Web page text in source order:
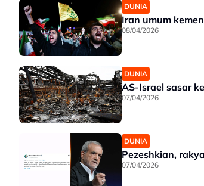
DUNIA
Iran umum
08/04/2026
DUNIA
AS-Israel sasar
07/04/2026
DUNIA
Pezeshkian,
07/04/2026